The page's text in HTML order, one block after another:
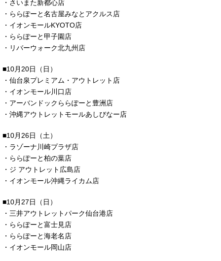
・さいまた新都心店
・ららぽーと名古屋みなとアクルス店
・イオンモールKYOTO店
・ららぽーと甲子園店
・リバーウォーク北九州店
■10月20日（日）
・仙台泉プレミアム・アウトレット店
・イオンモール川口店
・アーバンドックららぽーと豊洲店
・沖縄アウトレットモールあしびなー店
■10月26日（土）
・ラゾーナ川崎プラザ店
・ららぽーと柏の葉店
・ジ アウトレット広島店
・イオンモール沖縄ライカム店
■10月27日（日）
・三井アウトレットパーク仙台港店
・ららぽーと富士見店
・ららぽーと海老名店
・イオンモール岡山店